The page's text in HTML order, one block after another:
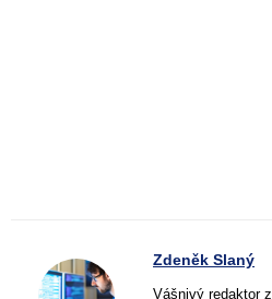
Zdeněk Slaný
Vášnivý redaktor